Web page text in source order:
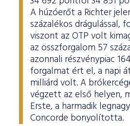
A húzóerőt a Richter
százalékos drágulással,
viszont az OTP volt
az összforgalom 57
azonnali részvénypiac
forgalmat ért el, a napi
milliárd volt. A
végzett az első helyen,
Erste, a harmadik
Concorde bonyolította.